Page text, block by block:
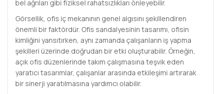
bel ağrıları gibi fiziksel rahatsızlıkları önleyebilir.
Görsellik, ofis iç mekanının genel algısını şekillendiren
önemli bir faktördür. Ofis sandalyesinin tasarımı, ofisin
kimliğini yansıtırken, aynı zamanda çalışanların iş yapma
şekilleri üzerinde doğrudan bir etki oluşturabilir. Örneğin,
açık ofis düzenlerinde takım çalışmasına teşvik eden
yaratıcı tasarımlar, çalışanlar arasında etkileşimi artırarak
bir sinerji yaratılmasına yardımcı olabilir.